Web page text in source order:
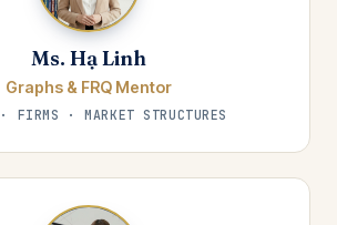
Ms. Hạ Linh
Graphs & FRQ Mentor
FIRMS · MARKET STRUCTURES